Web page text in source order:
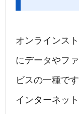
オンラインス
にデータやフ
ビスの一種で
インターネッ